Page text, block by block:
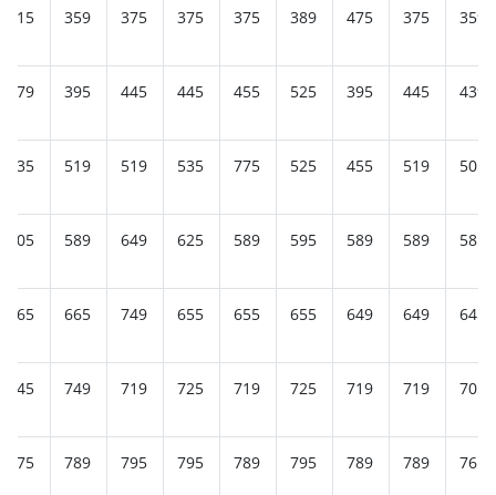
415 359 375 375 375 389 475 375 359
479 395 445 445 455 525 395 445 439
535 519 519 535 775 525 455 519 505
605 589 649 625 589 595 589 589 585
665 665 749 655 655 655 649 649 645
745 749 719 725 719 725 719 719 705
875 789 795 795 789 795 789 789 765